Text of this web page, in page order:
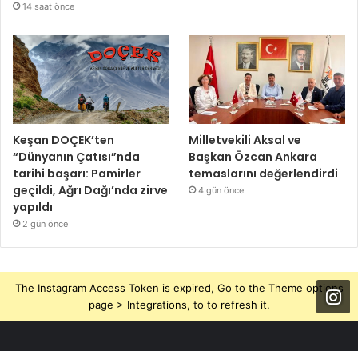
14 saat önce
Keşan DOÇEK’ten
“Dünyanın Çatısı”nda
tarihi başarı: Pamirler
geçildi, Ağrı Dağı’nda zirve
yapıldı
2 gün önce
Milletvekili Aksal ve
Başkan Özcan Ankara
temaslarını değerlendirdi
4 gün önce
The Instagram Access Token is expired, Go to the Theme options
page > Integrations, to to refresh it.